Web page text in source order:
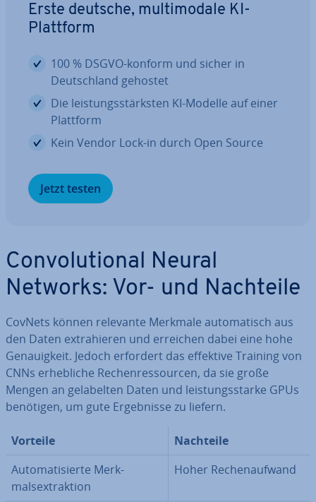
Erste deutsche, mul­ti­mo­da­le KI-
Plattform
100 % DSGVO-konform und sicher in
Deutsch­land gehostet
Die leis­tungs­stärks­ten KI-Modelle auf einer
Plattform
Kein Vendor Lock-in durch Open Source
Jetzt testen
Con­vo­lu­tio­nal Neural
Networks: Vor- und Nachteile
CovNets können relevante Merkmale au­to­ma­tisch aus
den Daten ex­tra­hie­ren und erreichen dabei eine hohe
Ge­nau­ig­keit. Jedoch erfordert das effektive Training von
CNNs er­heb­li­che Re­chen­res­sour­cen, da sie große
Mengen an ge­la­bel­ten Daten und leis­tungs­star­ke GPUs
benötigen, um gute Er­geb­nis­se zu liefern.
Vorteile
Nachteile
Au­to­ma­ti­sier­te Merk­
malsextrak­ti­on
Hoher Re­chen­auf­wand